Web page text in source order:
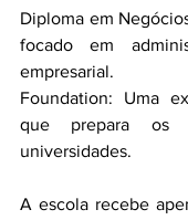
Diploma em
focado em
empresarial.
Foundation: Uma
que prepara os
universidades.
A escola recebe